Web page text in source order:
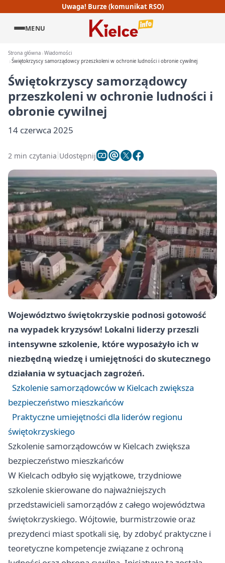
Uwaga! Burze (komunikat RSO)
MENU
Strona główna Wiadomości
Świętokrzyscy samorządowcy przeszkoleni w ochronie ludności i obronie cywilnej
Świętokrzyscy samorządowcy
przeszkoleni w ochronie ludności i
obronie cywilnej
14 czerwca 2025
2 min czytania Udostępnij
Województwo świętokrzyskie podnosi gotowość
na wypadek kryzysów! Lokalni liderzy przeszli
intensywne szkolenie, które wyposażyło ich w
niezbędną wiedzę i umiejętności do skutecznego
działania w sytuacjach zagrożeń.
Szkolenie samorządowców w Kielcach zwiększa
bezpieczeństwo mieszkańców
Praktyczne umiejętności dla liderów regionu
świętokrzyskiego
Szkolenie samorządowców w Kielcach zwiększa
bezpieczeństwo mieszkańców
W Kielcach odbyło się wyjątkowe, trzydniowe
szkolenie skierowane do najważniejszych
przedstawicieli samorządów z całego województwa
świętokrzyskiego. Wójtowie, burmistrzowie oraz
prezydenci miast spotkali się, by zdobyć praktyczne i
teoretyczne kompetencje związane z ochroną